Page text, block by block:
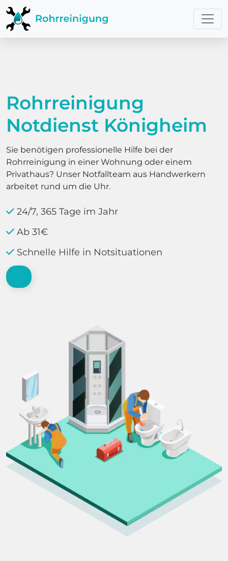
Rohrreinigung
Notdienst Königheim
Sie benötigen professionelle Hilfe bei der
Rohrreinigung in einer Wohnung oder einem
Privathaus? Unser Notfallteam aus Handwerkern
arbeitet rund um die Uhr.
24/7, 365 Tage im Jahr
Ab 31€
Schnelle Hilfe in Notsituationen